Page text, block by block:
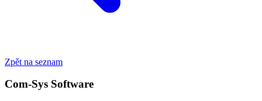
Zpět na seznam
Com-Sys Software